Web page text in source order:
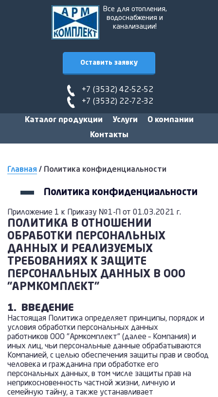
Все для отопления,
водоснабжения и
канализации!
Оставить заявку
+7 (3532) 42-52-52
+7 (3532) 22-72-32
Каталог продукции Услуги
О компании
Контакты
Главная / Политика конфиденциальности
Политика конфиденциальности
Приложение 1 к Приказу №1-П от 01.03.2021 г.
ПОЛИТИКА В ОТНОШЕНИИ
ОБРАБОТКИ ПЕРСОНАЛЬНЫХ
ДАННЫХ И РЕАЛИЗУЕМЫХ
ТРЕБОВАНИЯХ К ЗАЩИТЕ
ПЕРСОНАЛЬНЫХ ДАННЫХ В ООО
"АРМКОМПЛЕКТ"
1. ВВЕДЕНИЕ
Настоящая Политика определяет принципы, порядок и
условия обработки персональных данных
работников ООО "Армкомплект" (далее – Компания) и
иных лиц, чьи персональные данные обрабатываются
Компанией, с целью обеспечения защиты прав и свобод
человека и гражданина при обработке его
персональных данных, в том числе защиты прав на
неприкосновенность частной жизни, личную и
семейную тайну, а также устанавливает